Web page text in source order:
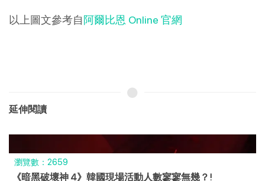
以上圖文參考自阿爾比恩 Online 官網
延伸閱讀
瀏覽數：6534
《病房軼事》～在兇惡護士長主宰的醫院深淵中過著臥底